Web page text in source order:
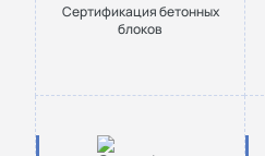
Сертификация бетонных
блоков